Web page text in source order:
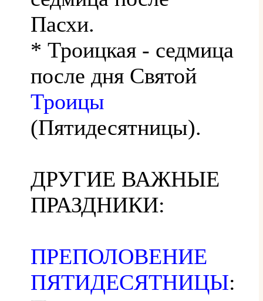
Пасхи.
* Троицкая - седмица
после дня Святой
Троицы
(Пятидесятницы).
ДРУГИЕ ВАЖНЫЕ
ПРАЗДНИКИ:
ПРЕПОЛОВЕНИЕ
ПЯТИДЕСЯТНИЦЫ: